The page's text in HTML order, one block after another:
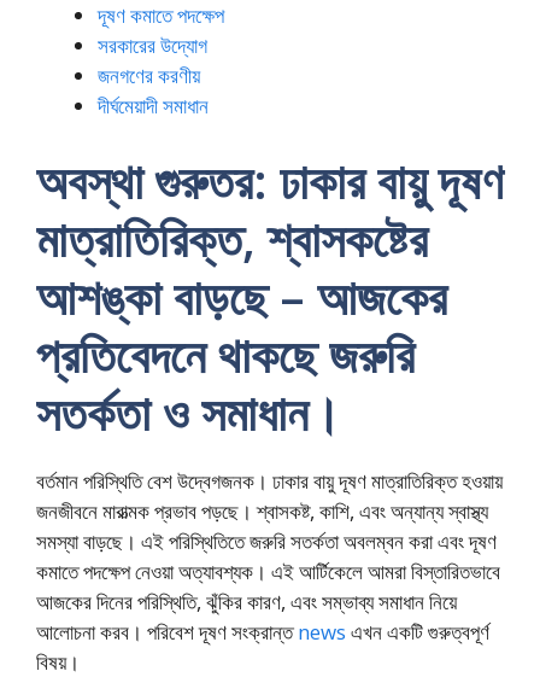
দূষণ কমাতে পদক্ষেপ
সরকারের উদ্যোগ
জনগণের করণীয়
দীর্ঘমেয়াদী সমাধান
অবস্থা গুরুতর: ঢাকার বায়ু দূষণ
মাত্রাতিরিক্ত, শ্বাসকষ্টের
আশঙ্কা বাড়ছে – আজকের
প্রতিবেদনে থাকছে জরুরি
সতর্কতা ও সমাধান।
বর্তমান পরিস্থিতি বেশ উদ্বেগজনক। ঢাকার বায়ু দূষণ মাত্রাতিরিক্ত হওয়ায়
জনজীবনে মারাত্মক প্রভাব পড়ছে। শ্বাসকষ্ট, কাশি, এবং অন্যান্য স্বাস্থ্য
সমস্যা বাড়ছে। এই পরিস্থিতিতে জরুরি সতর্কতা অবলম্বন করা এবং দূষণ
কমাতে পদক্ষেপ নেওয়া অত্যাবশ্যক। এই আর্টিকেলে আমরা বিস্তারিতভাবে
আজকের দিনের পরিস্থিতি, ঝুঁকির কারণ, এবং সম্ভাব্য সমাধান নিয়ে
আলোচনা করব। পরিবেশ দূষণ সংক্রান্তnews এখন একটি গুরুত্বপূর্ণ
বিষয়।